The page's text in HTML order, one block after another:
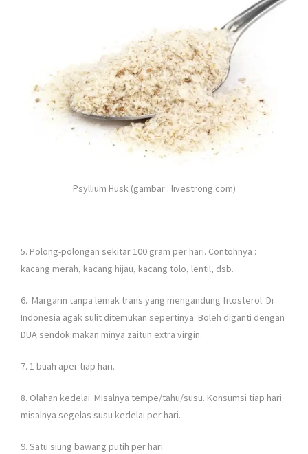
Psyllium Husk (gambar : livestrong.com)
5. Polong-polongan sekitar 100 gram per hari. Contohnya :
kacang merah, kacang hijau, kacang tolo, lentil, dsb.
6. Margarin tanpa lemak trans yang mengandung fitosterol. Di
Indonesia agak sulit ditemukan sepertinya. Boleh diganti dengan
DUA sendok makan minya zaitun extra virgin.
7. 1 buah aper tiap hari.
8. Olahan kedelai. Misalnya tempe/tahu/susu. Konsumsi tiap hari
misalnya segelas susu kedelai per hari.
9. Satu siung bawang putih per hari.